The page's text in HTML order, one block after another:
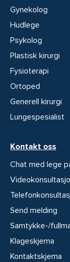
Gynekolog
Hudlege
Psykolog
Plastisk kirurgi
Fysioterapi
Ortoped
Generell kirurgi
Lungespesialist
Kontakt oss
Chat med lege
Send melding
Samtykke-/
Klageskjema
Kontaktskjema